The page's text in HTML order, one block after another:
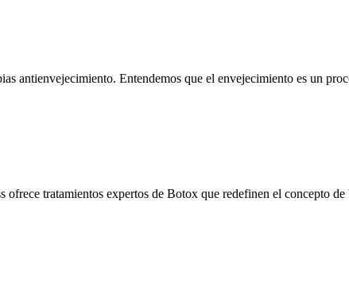
antienvejecimiento. Entendemos que el envejecimiento es un
tratamientos expertos de Botox que redefinen el concepto de